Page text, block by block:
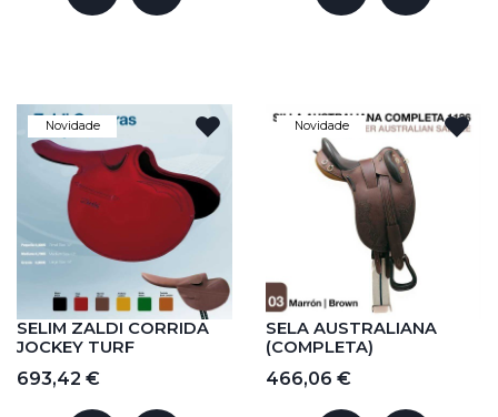
Novidade
SELIM ZALDI CORRIDA
JOCKEY TURF
693,42 €
Novidade
SELA AUSTRALIANA
(COMPLETA)
466,06 €